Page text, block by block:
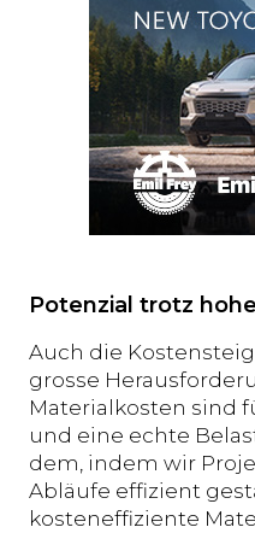
Potenzial trotz
Auch die
grosse
Materialkosten sind
und eine echte
dem, indem wir
Abläufe effizient
kosteneffiziente